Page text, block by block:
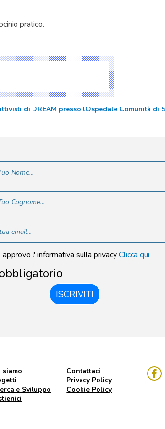
pratico.
di DREAM presso lOspedale Comunità di
l' informativa sulla privacyClicca qui
ISCRIVITI
siamo
e Sviluppo
Contattaci
Privacy Policy
Cookie Policy